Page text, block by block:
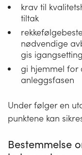
krav til
tiltak
nødvendige
gis
gi hjemmel for
anleggsfasen
Under følger en
punktene kan
Bestemmelse